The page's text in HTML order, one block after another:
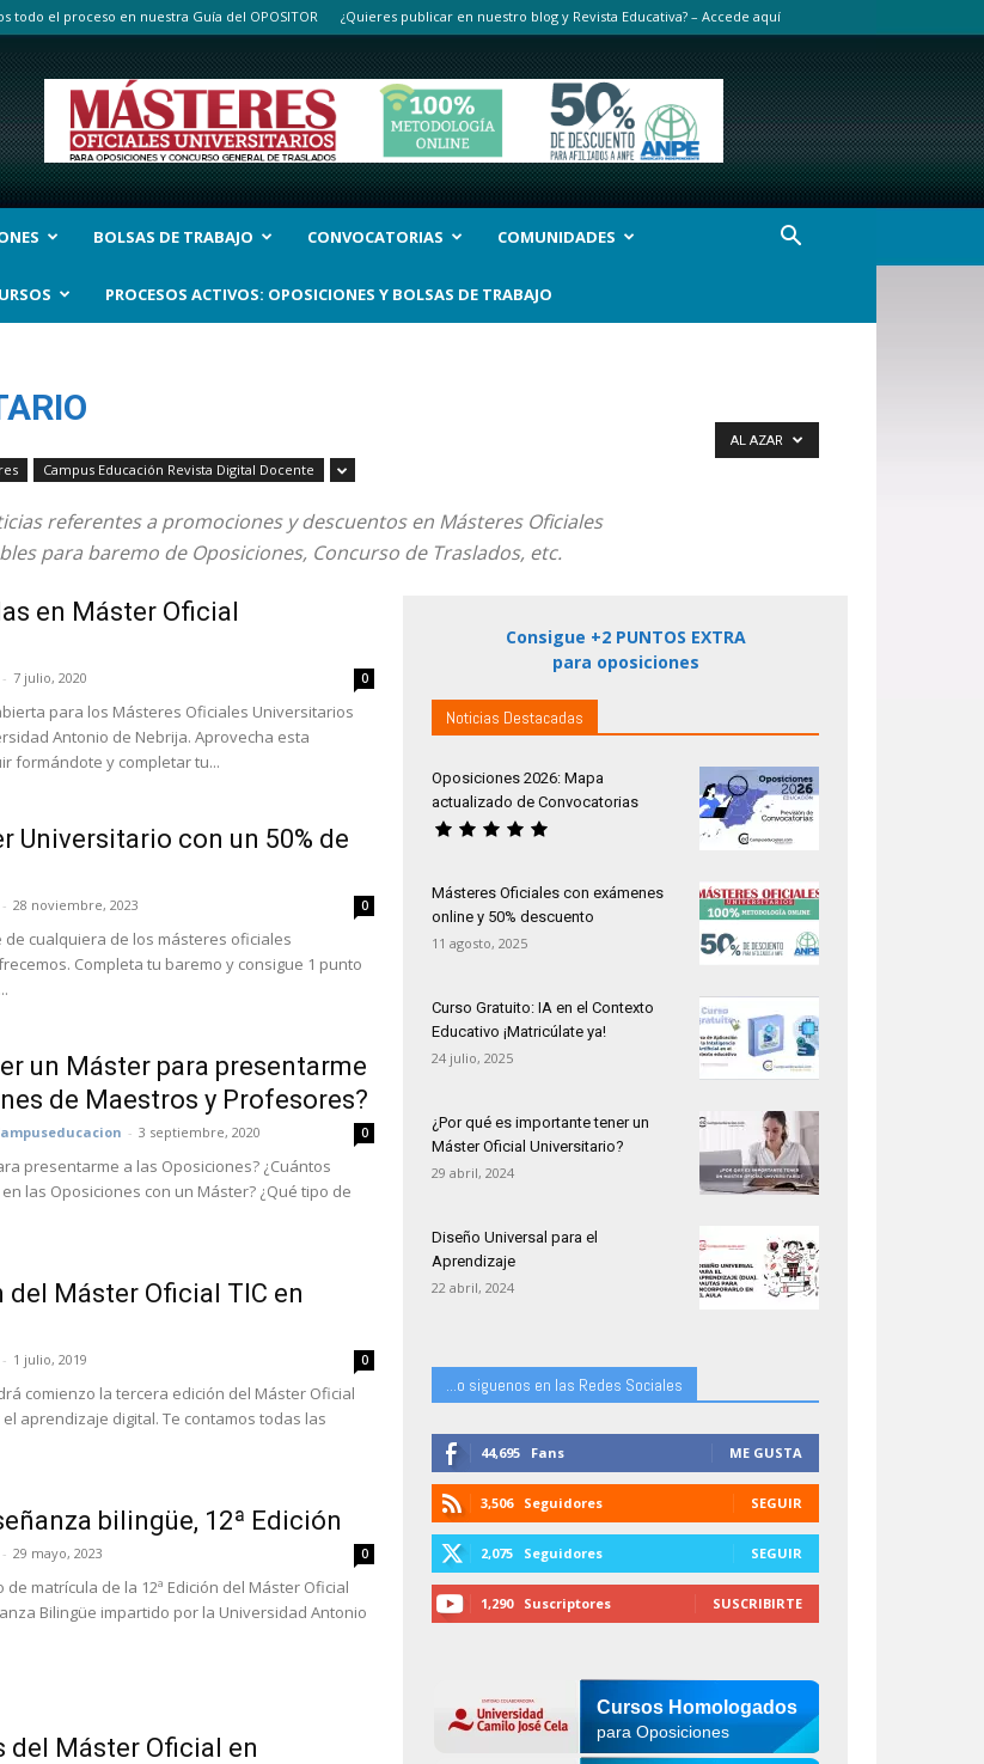
todo el proceso en nuestra Guía del OPOSITOR ¿Quieres publicar en nuestro blog y Revista Educativa? – Accede aquí
BOLSAS DE TRABAJO CONVOCATORIAS COMUNIDADES
PROCESOS ACTIVOS: OPOSICIONES Y BOLSAS DE TRABAJO
Campus Educación Revista Digital Docente
referentes a promociones y descuentos en Másteres Oficiales
para baremo de Oposiciones, Concurso de Traslados, etc.
AL AZAR
en Máster Oficial
- 7 julio, 2020 0
para los Másteres Oficiales Universitarios
Antonio de Nebrija. Aprovecha esta
formándote y completar tu...
Universitario con un 50% de
- 28 noviembre, 2023 0
cualquiera de los másteres oficiales
Completa tu baremo y consigue 1 punto
un Máster para presentarme
de Maestros y Profesores?
- 3 septiembre, 2020 0
presentarme a las Oposiciones? ¿Cuántos
las Oposiciones con un Máster? ¿Qué tipo de
del Máster Oficial TIC en
- 1 julio, 2019 0
comienzo la tercera edición del Máster Oficial
el aprendizaje digital. Te contamos todas las
bilingüe, 12ª Edición
- 29 mayo, 2023 0
matrícula de la 12ª Edición del Máster Oficial
Bilingüe impartido por la Universidad Antonio
del Máster Oficial en
Consigue +2 PUNTOS EXTRA
para oposiciones
Noticias Destacadas
Oposiciones 2026: Mapa
actualizado de Convocatorias
Másteres Oficiales con exámenes
online y 50% descuento
11 agosto, 2025
Curso Gratuito: IA en el Contexto
Educativo ¡Matricúlate ya!
24 julio, 2025
¿Por qué es importante tener un
Máster Oficial Universitario?
29 abril, 2024
Diseño Universal para el
Aprendizaje
22 abril, 2024
...o siguenos en las Redes Sociales
44,695 Fans ME GUSTA
3,506 Seguidores SEGUIR
2,075 Seguidores SEGUIR
1,290 Suscriptores SUSCRIBIRTE
Cursos Homologados
para Oposiciones